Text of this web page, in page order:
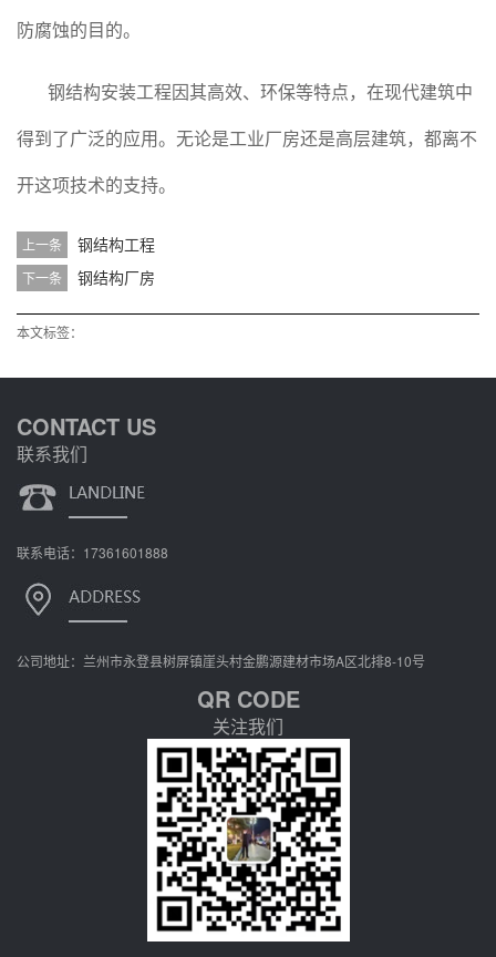
防腐蚀的目的。
钢结构安装工程因其高效、环保等特点，在现代建筑中
得到了广泛的应用。无论是工业厂房还是高层建筑，都离不
开这项技术的支持。
上一条 钢结构工程
下一条 钢结构厂房
本文标签：
CONTACT US
联系我们
联系电话：17361601888
公司地址：兰州市永登县树屏镇崖头村金鹏源建材市场A区北排8-10号
QR CODE
关注我们